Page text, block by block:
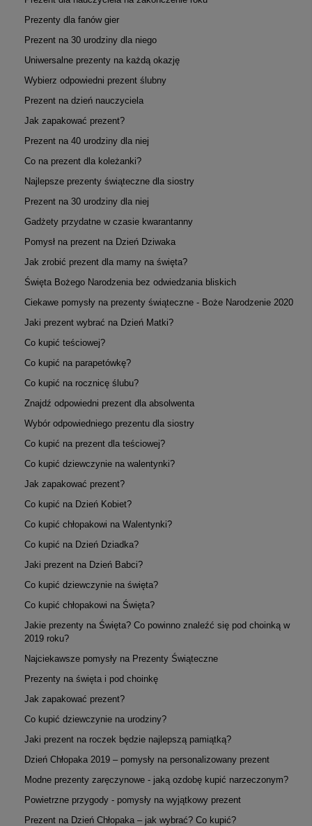
Prezenty dla fanów gier
Prezent na 30 urodziny dla niego
Uniwersalne prezenty na każdą okazję
Wybierz odpowiedni prezent ślubny
Prezent na dzień nauczyciela
Jak zapakować prezent?
Prezent na 40 urodziny dla niej
Co na prezent dla koleżanki?
Najlepsze prezenty świąteczne dla siostry
Prezent na 30 urodziny dla niej
Gadżety przydatne w czasie kwarantanny
Pomysł na prezent na Dzień Dziwaka
Jak zrobić prezent dla mamy na święta?
Święta Bożego Narodzenia bez odwiedzania bliskich
Ciekawe pomysły na prezenty świąteczne - Boże Narodzenie 2020
Jaki prezent wybrać na Dzień Matki?
Co kupić teściowej?
Co kupić na parapetówkę?
Co kupić na rocznicę ślubu?
Znajdź odpowiedni prezent dla absolwenta
Wybór odpowiedniego prezentu dla siostry
Co kupić na prezent dla teściowej?
Co kupić dziewczynie na walentynki?
Jak zapakować prezent?
Co kupić na Dzień Kobiet?
Co kupić chłopakowi na Walentynki?
Co kupić na Dzień Dziadka?
Jaki prezent na Dzień Babci?
Co kupić dziewczynie na święta?
Co kupić chłopakowi na Święta?
Jakie prezenty na Święta? Co powinno znaleźć się pod choinką w
2019 roku?
Najciekawsze pomysły na Prezenty Świąteczne
Prezenty na święta i pod choinkę
Jak zapakować prezent?
Co kupić dziewczynie na urodziny?
Jaki prezent na roczek będzie najlepszą pamiątką?
Dzień Chłopaka 2019 – pomysły na personalizowany prezent
Modne prezenty zaręczynowe - jaką ozdobę kupić narzeczonym?
Powietrzne przygody - pomysły na wyjątkowy prezent
Prezent na Dzień Chłopaka – jak wybrać? Co kupić?